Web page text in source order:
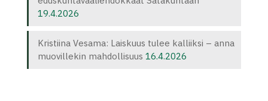
19.4.2026
Kristiina Vesama: Laiskuus tulee kalliiksi – anna
muovillekin mahdollisuus 16.4.2026